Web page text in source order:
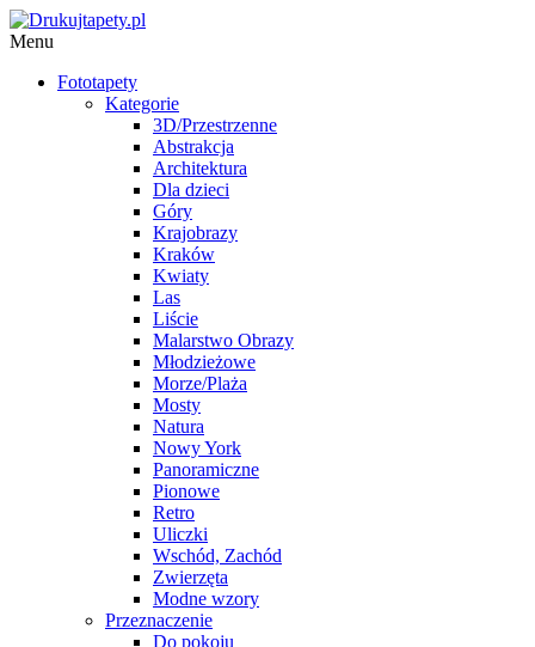
Menu
Fototapety
Kategorie
3D/Przestrzenne
Abstrakcja
Architektura
Dla dzieci
Góry
Krajobrazy
Kraków
Kwiaty
Las
Liście
Malarstwo Obrazy
Młodzieżowe
Morze/Plaża
Mosty
Natura
Nowy York
Panoramiczne
Pionowe
Retro
Uliczki
Wschód, Zachód
Zwierzęta
Modne wzory
Przeznaczenie
Do pokoju